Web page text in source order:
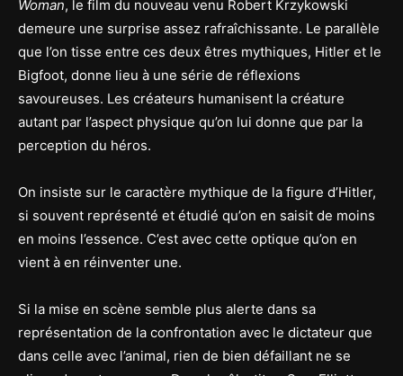
Woman, le film du nouveau venu Robert Krzykowski
demeure une surprise assez rafraîchissante. Le parallèle
que l’on tisse entre ces deux êtres mythiques, Hitler et le
Bigfoot, donne lieu à une série de réflexions
savoureuses. Les créateurs humanisent la créature
autant par l’aspect physique qu’on lui donne que par la
perception du héros.
On insiste sur le caractère mythique de la figure d’Hitler,
si souvent représenté et étudié qu’on en saisit de moins
en moins l’essence. C’est avec cette optique qu’on en
vient à en réinventer une.
Si la mise en scène semble plus alerte dans sa
représentation de la confrontation avec le dictateur que
dans celle avec l’animal, rien de bien défaillant ne se